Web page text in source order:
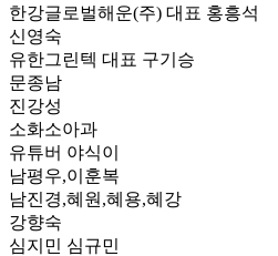
한강글로벌해운(주) 대표 홍흥석
신영숙
유한그린텍 대표 구기승
문종남
진강성
소화소아과
유튜버 야식이
남평우,이훈복
남진경,혜원,혜용,혜강
강향숙
심지민 심규민